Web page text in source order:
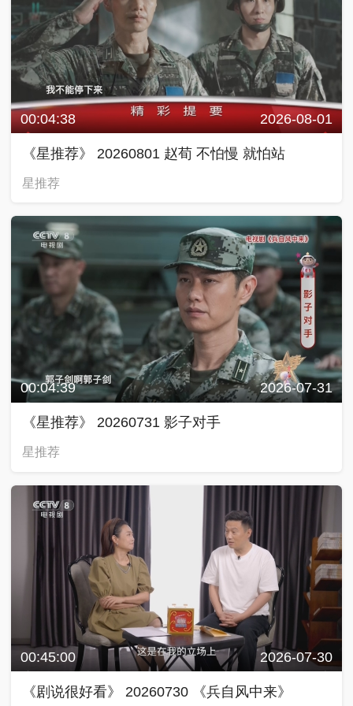
00:04:38 2026-08-01
《星推荐》 20260801 赵荀 不怕慢 就怕站
星推荐
00:04:39 2026-07-31
《星推荐》 20260731 影子对手
星推荐
00:45:00 2026-07-30
《剧说很好看》 20260730 《兵自风中来》